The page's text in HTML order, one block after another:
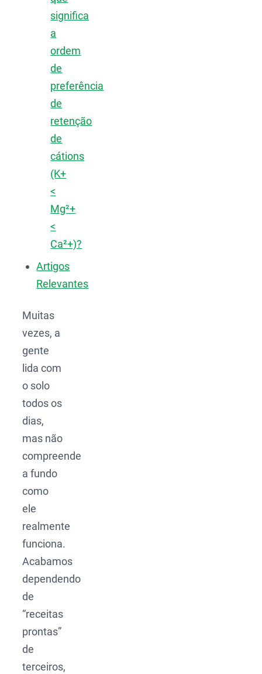
significa
a
ordem
de
preferência
de
retenção
de
cátions
(K+
<
Mg²+
<
Ca²+)?
Artigos
Relevantes
Muitas
vezes, a
gente
lida com
o solo
todos os
dias,
mas não
compreende
a fundo
como
ele
realmente
funciona.
Acabamos
dependendo
de
“receitas
prontas”
de
terceiros,